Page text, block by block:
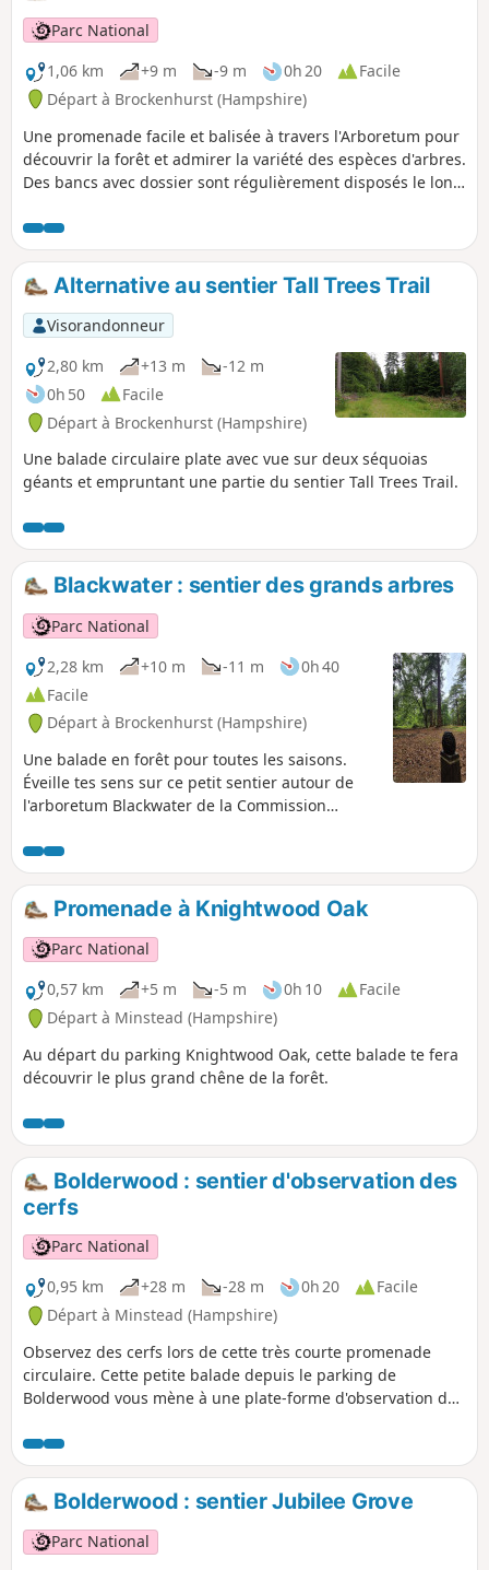
Parc National
1,06 km
+9 m -9 m 0h 20
Facile
Départ à Brockenhurst (Hampshire)
Une promenade facile et balisée à travers l'Arboretum pour
découvrir la forêt et admirer la variété des espèces d'arbres.
Des bancs avec dossier sont régulièrement disposés le long
Alternative au sentier Tall Trees Trail
Visorandonneur
2,80 km
+13 m
-12 m
0h 50
Facile
Départ à Brockenhurst (Hampshire)
Une balade circulaire plate avec vue sur deux séquoias
géants et empruntant une partie du sentier Tall Trees Trail.
Blackwater : sentier des grands arbres
Parc National
2,28 km
+10 m -11 m
0h 40
Facile
Départ à Brockenhurst (Hampshire)
Une balade en forêt pour toutes les saisons.
Éveille tes sens sur ce petit sentier autour de
l'arboretum Blackwater de la Commission
mais importante au niveau national d'arbres
provenant du monde entier. Des panneaux
d'information sensorielle jalonnent le sentier.
Cette balade te fera découvrir de majestueux
conifères plantés dans les années 1850, parmi
lesquels certains des plus vieux sapins de
Douglas de Grande-Bretagne, et te permettra
d'admirer deux séquoias géants.
Promenade à Knightwood Oak
Parc National
0,57 km
+5 m -5 m 0h 10
Facile
Départ à Minstead (Hampshire)
Au départ du parking Knightwood Oak, cette balade te fera
découvrir le plus grand chêne de la forêt.
Bolderwood : sentier d'observation des
cerfs
Parc National
0,95 km
+28 m -28 m 0h 20
Facile
Départ à Minstead (Hampshire)
Observez des cerfs lors de cette très courte promenade
circulaire. Cette petite balade depuis le parking de
Bolderwood vous mène à une plate-forme d'observation des
apercevoir des troupeaux de daims sauvages. De Pâques à
mi-septembre, le troupeau est nourri quotidiennement par
l'un des gardes forestiers de Forestry England.
Bolderwood : sentier Jubilee Grove
Parc National